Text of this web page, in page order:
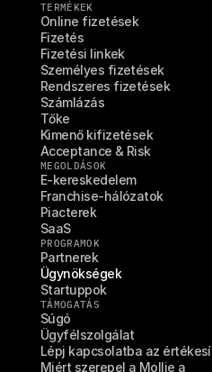
TERMÉKEK
Online fizetések
Fizetés
Fizetési linkek
Személyes fizetések
Rendszeres fizetések
Számlázás
Tőke
Kimenő kifizetések
Acceptance & Risk
MEGOLDÁSOK
E-kereskedelem
Franchise-hálózatok
Piacterek
SaaS
PROGRAMOK
Partnerek
Ügynökségek
Startuppok
TÁMOGATÁS
Súgó
Ügyfélszolgálat
Lépj kapcsolatba az
Miért szerepel a Mollie a